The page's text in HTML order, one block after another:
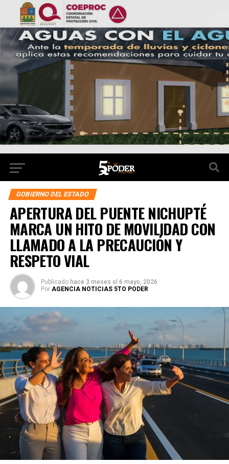
GOBIERNO DEL ESTADO
APERTURA DEL PUENTE NICHUPTÉ
MARCA UN HITO DE MOVILIDAD CON
LLAMADO A LA PRECAUCIÓN Y
RESPETO VIAL
Publicado hace 3 meses el 6 mayo, 2026
Por AGENCIA NOTICIAS 5TO PODER